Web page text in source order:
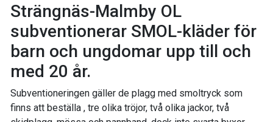
Strängnäs-Malmby OL
subventionerar SMOL-kläder för
barn och ungdomar upp till och
med 20 år.
Subventioneringen gäller de plagg med smoltryck som
finns att beställa , tre olika tröjor, två olika jackor, två